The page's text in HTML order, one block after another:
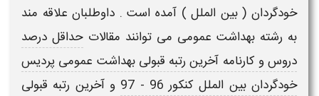
خودگردان ( بین الملل ) آمده است . داوطلبان علاقه مند
به رشته بهداشت عمومی می توانند مقالات حداقل درصد
دروس و کارنامه آخرین رتبه قبولی بهداشت عمومی پردیس
خودگردان بین الملل کنکور 96 - 97
وآخرین رتبه قبولی